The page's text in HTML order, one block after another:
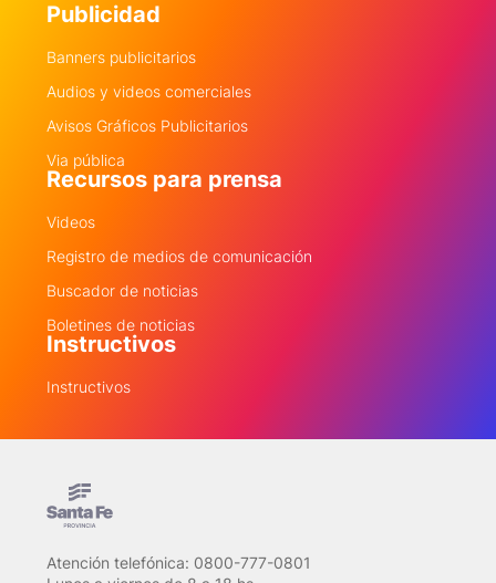
Publicidad
Banners publicitarios
Audios y videos comerciales
Avisos Gráficos Publicitarios
Via pública
Recursos para prensa
Videos
Registro de medios de comunicación
Buscador de noticias
Boletines de noticias
Instructivos
Instructivos
Atención telefónica: 0800-777-0801